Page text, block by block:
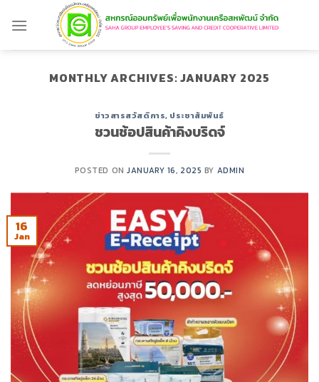
MONTHLY ARCHIVES:JANUARY 2025
ข่าวสารสวัสดิการ, ประชาสัมพันธ์
ชวนช้อปสินค้าคิงบริดจ์
POSTED ONJANUARY 16, 2025 BY ADMIN
16
Jan